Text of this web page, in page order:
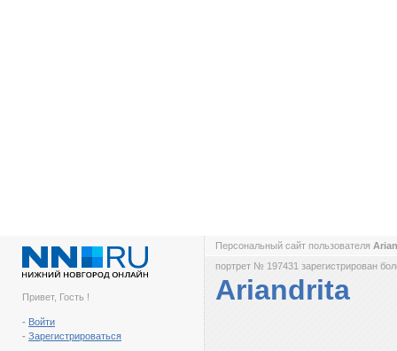
Привет, Гость !
- Войти
- Зарегистрироваться
Персональный сайт пользователя
портрет № 197431 зарегистрирован
Ariandrita